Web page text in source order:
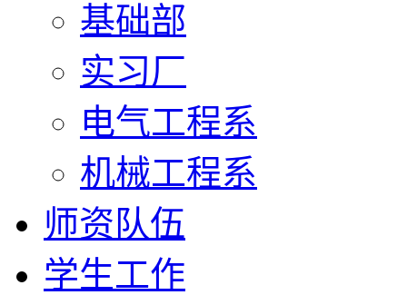
基础部
实习厂
电气工程系
机械工程系
师资队伍
学生工作